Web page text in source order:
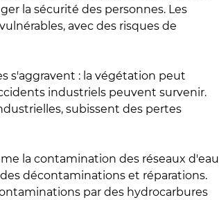
la sécurité des personnes. Les
avec des risques de
s'aggravent : la végétation peut
industriels peuvent survenir.
subissent des pertes
la contamination des réseaux d'eau
décontaminations et réparations.
par des hydrocarbures